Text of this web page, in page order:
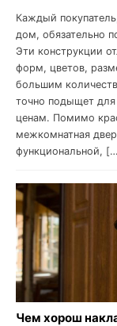
Каждый
дом, обязательно
Эти конструкции
форм, цветов,
большим
точно подыщет
ценам. Помимо
межкомнатная
функциональной,
Чем хорош